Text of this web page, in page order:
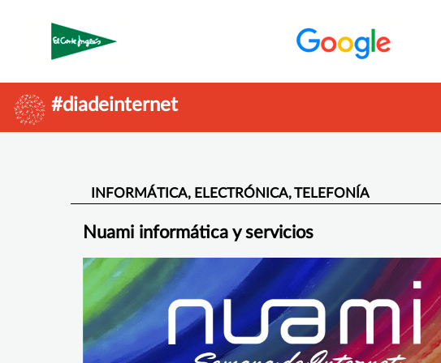
#diadeinternet
INFORMÁTICA, ELECTRÓNICA, TELEFONÍA
Nuami informática y servicios